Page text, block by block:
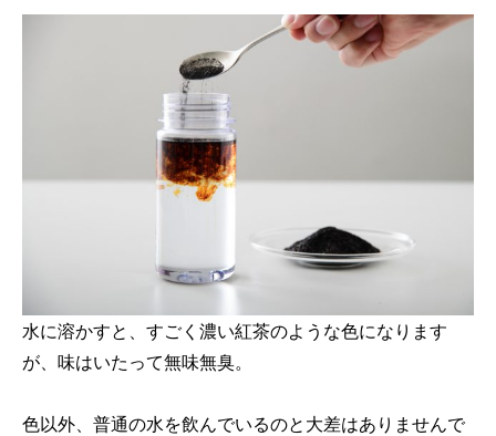
水に溶かすと、すごく濃い紅茶のような色になります
が、味はいたって無味無臭。
色以外、普通の水を飲んでいるのと大差はありませんで